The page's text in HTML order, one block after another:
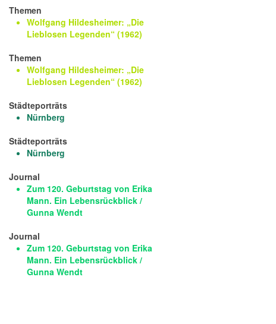
Themen
Wolfgang Hildesheimer: „Die
Lieblosen Legenden“ (1962)
Themen
Wolfgang Hildesheimer: „Die
Lieblosen Legenden“ (1962)
Städteporträts
Nürnberg
Städteporträts
Nürnberg
Journal
Zum 120. Geburtstag von Erika
Mann. Ein Lebensrückblick /
Gunna Wendt
Journal
Zum 120. Geburtstag von Erika
Mann. Ein Lebensrückblick /
Gunna Wendt